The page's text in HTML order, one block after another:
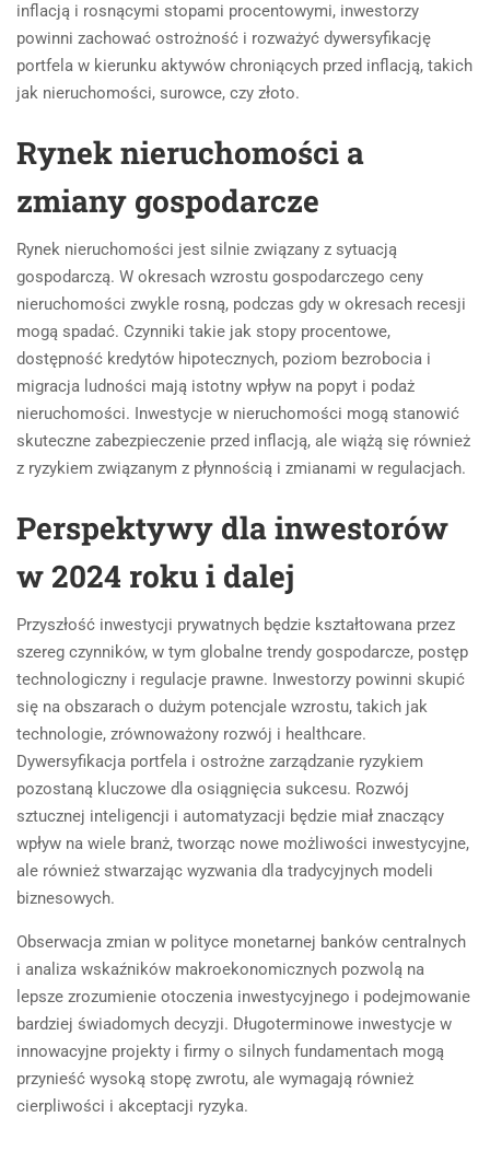
inflacją i rosnącymi stopami procentowymi, inwestorzy
powinni zachować ostrożność i rozważyć dywersyfikację
portfela w kierunku aktywów chroniących przed inflacją, takich
jak nieruchomości, surowce, czy złoto.
Rynek nieruchomości a
zmiany gospodarcze
Rynek nieruchomości jest silnie związany z sytuacją
gospodarczą. W okresach wzrostu gospodarczego ceny
nieruchomości zwykle rosną, podczas gdy w okresach recesji
mogą spadać. Czynniki takie jak stopy procentowe,
dostępność kredytów hipotecznych, poziom bezrobocia i
migracja ludności mają istotny wpływ na popyt i podaż
nieruchomości. Inwestycje w nieruchomości mogą stanowić
skuteczne zabezpieczenie przed inflacją, ale wiążą się również
z ryzykiem związanym z płynnością i zmianami w regulacjach.
Perspektywy dla inwestorów
w 2024 roku i dalej
Przyszłość inwestycji prywatnych będzie kształtowana przez
szereg czynników, w tym globalne trendy gospodarcze, postęp
technologiczny i regulacje prawne. Inwestorzy powinni skupić
się na obszarach o dużym potencjale wzrostu, takich jak
technologie, zrównoważony rozwój i healthcare.
Dywersyfikacja portfela i ostrożne zarządzanie ryzykiem
pozostaną kluczowe dla osiągnięcia sukcesu. Rozwój
sztucznej inteligencji i automatyzacji będzie miał znaczący
wpływ na wiele branż, tworząc nowe możliwości inwestycyjne,
ale również stwarzając wyzwania dla tradycyjnych modeli
biznesowych.
Obserwacja zmian w polityce monetarnej banków centralnych
i analiza wskaźników makroekonomicznych pozwolą na
lepsze zrozumienie otoczenia inwestycyjnego i podejmowanie
bardziej świadomych decyzji. Długoterminowe inwestycje w
innowacyjne projekty i firmy o silnych fundamentach mogą
przynieść wysoką stopę zwrotu, ale wymagają również
cierpliwości i akceptacji ryzyka.